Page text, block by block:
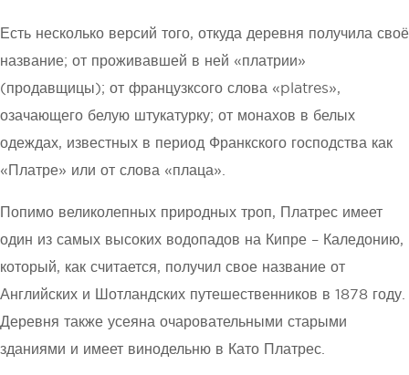
Есть несколько версий того, откуда деревня получила своё
название; от проживавшей в ней «платрии»
(продавщицы); от французксого слова «platres»,
озачающего белую штукатурку; от монахов в белых
одеждах, известных в период Франкского господства как
«Платре» или от слова «плаца».
Попимо великолепных природных троп, Платрес имеет
один из самых высоких водопадов на Кипре – Каледонию,
который, как считается, получил свое название от
Английских и Шотландских путешественников в 1878 году.
Деревня также усеяна очаровательными старыми
зданиями и имеет винодельню в Като Платрес.